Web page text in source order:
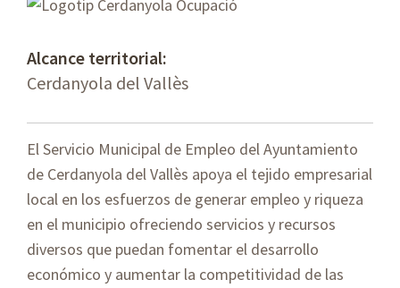
Alcance territorial:
Cerdanyola del Vallès
El Servicio Municipal de Empleo del Ayuntamiento
de Cerdanyola del Vallès apoya el tejido empresarial
local en los esfuerzos de generar empleo y riqueza
en el municipio ofreciendo servicios y recursos
diversos que puedan fomentar el desarrollo
económico y aumentar la competitividad de las